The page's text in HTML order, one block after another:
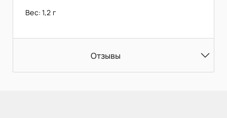
Вес: 1,2 г
Отзывы